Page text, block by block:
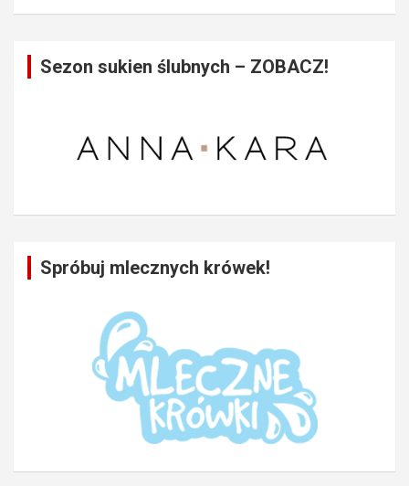
Sezon sukien ślubnych – ZOBACZ!
Spróbuj mlecznych krówek!